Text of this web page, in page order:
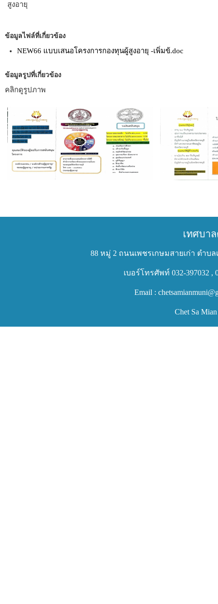
สูงอายุ
ข้อมูลไฟล์ที่เกี่ยวข้อง
NEW66 แบบเสนอโครงการกองทุนผู้สูงอายุ -เพิ่มข้.doc
ข้อมูลรูปที่เกี่ยวข้อง
คลิกดูรูปภาพ
เทศบา
88 หมู่ 2 ถนนเพชรเกษมสายเก่า ตำบ
เบอร์โทรศัพท์ 032-397032 ,
Email :
Chet Sa